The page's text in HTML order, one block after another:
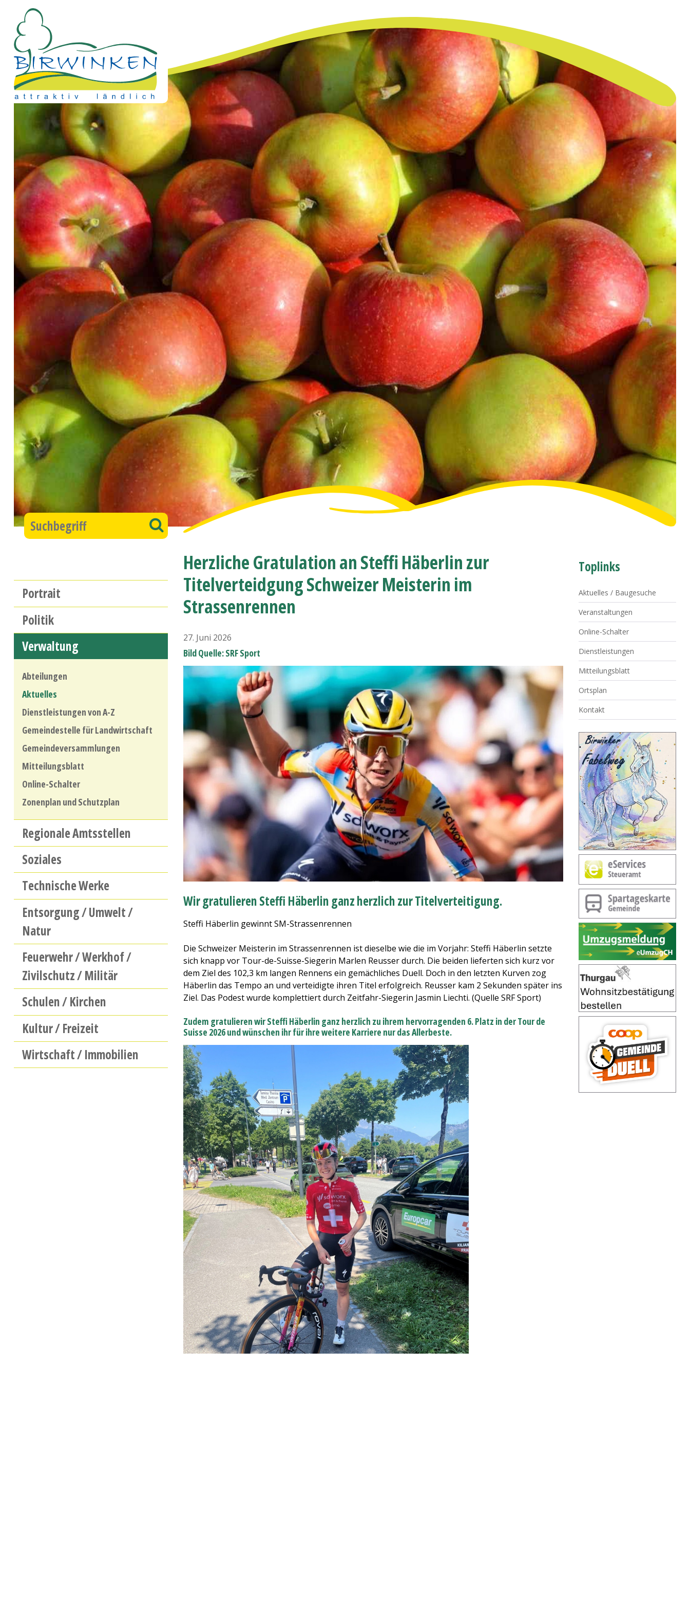
Direkt zum Inhalt springen
Suchbegriff Suchen
Hauptnavigation
Portrait
Politik
Verwaltung
Abteilungen
Aktuelles
Dienstleistungen von A-Z
Gemeindestelle für Landwirtschaft
Gemeindeversammlungen
Mitteilungsblatt
Online-Schalter
Zonenplan und Schutzplan
Regionale Amtsstellen
Soziales
Technische Werke
Entsorgung / Umwelt /
Natur
Feuerwehr / Werkhof /
Zivilschutz / Militär
Schulen / Kirchen
Kultur / Freizeit
Wirtschaft / Immobilien
Herzliche Gratulation an Steffi Häberlin zur
Titelverteidgung Schweizer Meisterin im
Strassenrennen
27. Juni 2026
Bild Quelle: SRF Sport
Wir gratulieren Steffi Häberlin ganz herzlich zur Titelverteitigung.
Steffi Häberlin gewinnt SM-Strassenrennen
Die Schweizer Meisterin im Strassenrennen ist dieselbe wie die im Vorjahr: Steffi Häberlin setzte
sich knapp vor Tour-de-Suisse-Siegerin Marlen Reusser durch. Die beiden lieferten sich kurz vor
dem Ziel des 102,3 km langen Rennens ein gemächliches Duell. Doch in den letzten Kurven zog
Häberlin das Tempo an und verteidigte ihren Titel erfolgreich. Reusser kam 2 Sekunden später ins
Ziel. Das Podest wurde komplettiert durch Zeitfahr-Siegerin Jasmin Liechti. (Quelle SRF Sport)
Zudem gratulieren wir Steffi Häberlin ganz herzlich zu ihrem hervorragenden 6. Platz in der Tour de
Suisse 2026 und wünschen ihr für ihre weitere Karriere nur das Allerbeste.
Toplinks
Aktuelles / Baugesuche
Veranstaltungen
Online-Schalter
Dienstleistungen
Mitteilungsblatt
Ortsplan
Kontakt